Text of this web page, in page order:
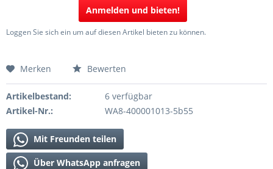
Anmelden und bieten!
Loggen Sie sich ein um auf diesen Artikel bieten zu können.
Merken Bewerten
Artikelbestand:
6 verfügbar
Artikel-Nr.:
WA8-400001013-5b55
Mit Freunden teilen
Über WhatsApp anfragen